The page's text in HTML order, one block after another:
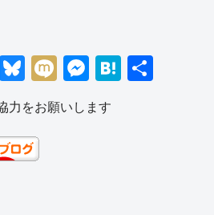
Li
Bl
u
e
sk
y
M
ixi
M
e
ss
H
力をお願いします